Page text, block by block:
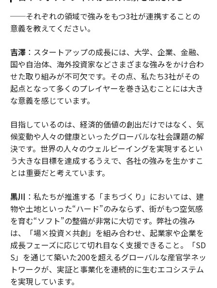
──それぞれの領域で強みをもつ3社が連携することの
意義を教えてください。
吉澤：スタートアップの成長には、大学、企業、金融、
国や自治体、海外投資家などさまざまな強みをかけ合わ
せた取り組みが不可欠です。その点、私たち3社がその
起点となって多くのプレイヤーを巻き込むことには大き
な意義を感じています。
目指しているのは、経済的価値の創出だけではなく、気
候変動や人々の健康といったグローバルな社会課題の解
決です。世界の人々のウェルビーイングを実現するとい
う大きな目標を達成するうえで、各社の強みを生かすこ
とは重要だと考えています。
黒川 ：私たちが推進する「まちづくり」においては、建
物や土地といった“ハード”のみならず、街がもつ空気感
を育む“ソフト”の整備が非常に大切です。弊社の強み
は、「場×投資×共創」を組み合わせ、起業家や企業を
成長フェーズに応じて切れ目なく支援できること。「SD
S」を通じて築いた200を超えるグローバルな産官学ネッ
トワークが、実証と事業化を連続的に生むエコシステム
を実現しています。